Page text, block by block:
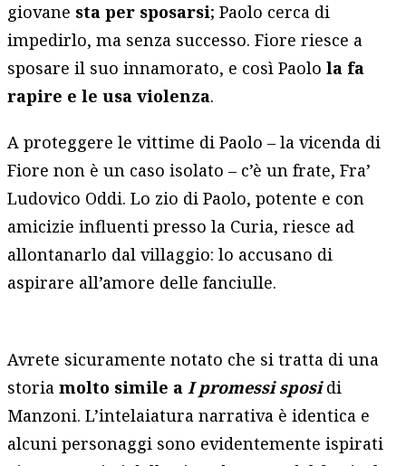
giovane sta per sposarsi; Paolo cerca di
impedirlo, ma senza successo. Fiore riesce a
sposare il suo innamorato, e così Paolola fa
rapire e le usa violenza.
A proteggere le vittime di Paolo – la vicenda di
Fiore non è un caso isolato – c’è un frate, Fra’
Ludovico Oddi. Lo zio di Paolo, potente e con
amicizie influenti presso la Curia, riesce ad
allontanarlo dal villaggio: lo accusano di
aspirare all’amore delle fanciulle.
Avrete sicuramente notato che si tratta di una
storiamolto simile aI promessi sposidi
Manzoni. L’intelaiatura narrativa è identica e
alcuni personaggi sono evidentemente ispirati